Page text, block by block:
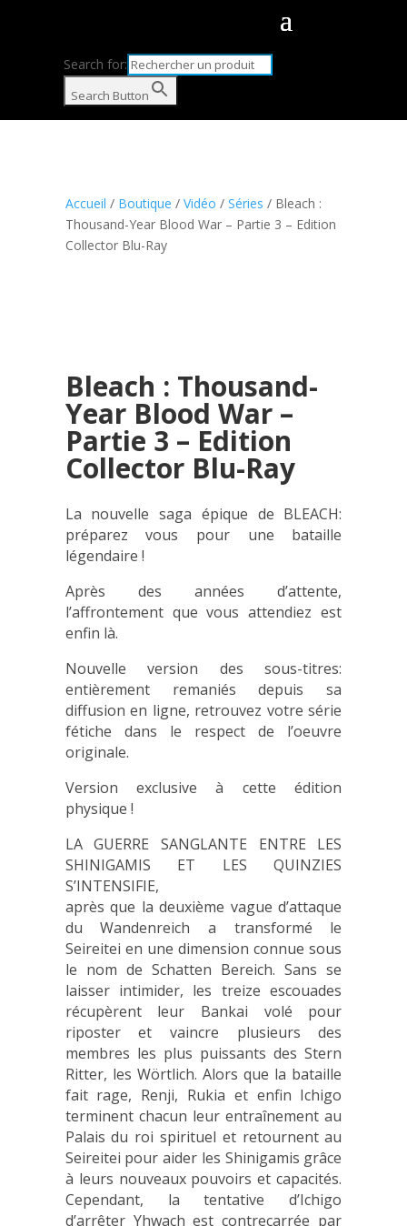
Search for:
Search Button
Accueil / Boutique / Vidéo / Séries / Bleach :
Thousand-Year Blood War – Partie 3 – Edition
Collector Blu-Ray
Bleach : Thousand-
Year Blood War –
Partie 3 – Edition
Collector Blu-Ray
La nouvelle saga épique de BLEACH:
préparez vous pour une bataille
légendaire !
Après des années d’attente,
l’affrontement que vous attendiez est
enfin là.
Nouvelle version des sous-titres:
entièrement remaniés depuis sa
diffusion en ligne, retrouvez votre série
fétiche dans le respect de l’oeuvre
originale.
Version exclusive à cette édition
physique !
LA GUERRE SANGLANTE ENTRE LES
SHINIGAMIS ET LES QUINZIES
S’INTENSIFIE,
après que la deuxième vague d’attaque
du Wandenreich a transformé le
Seireitei en une dimension connue sous
le nom de Schatten Bereich. Sans se
laisser intimider, les treize escouades
récupèrent leur Bankai volé pour
riposter et vaincre plusieurs des
membres les plus puissants des Stern
Ritter, les Wörtlich. Alors que la bataille
fait rage, Renji, Rukia et enfin Ichigo
terminent chacun leur entraînement au
Palais du roi spirituel et retournent au
Seireitei pour aider les Shinigamis grâce
à leurs nouveaux pouvoirs et capacités.
Cependant, la tentative d’Ichigo
d’arrêter Yhwach est contrecarrée par